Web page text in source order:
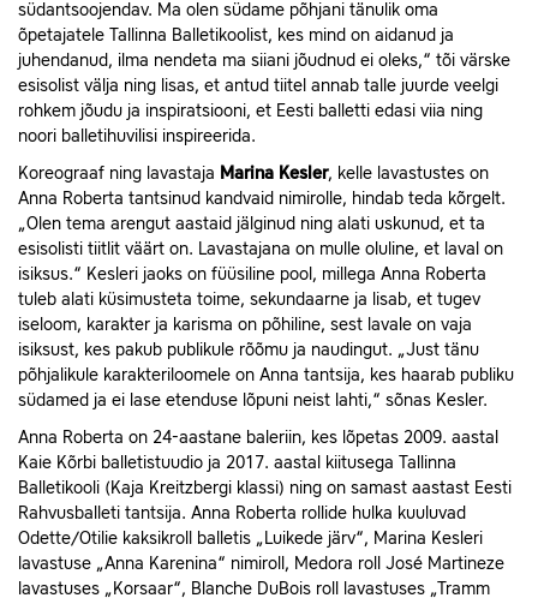
südantsoojendav. Ma olen südame põhjani tänulik oma
õpetajatele Tallinna Balletikoolist, kes mind on aidanud ja
juhendanud, ilma nendeta ma siiani jõudnud ei oleks,“ tõi värske
esisolist välja ning lisas, et antud tiitel annab talle juurde veelgi
rohkem jõudu ja inspiratsiooni, et Eesti balletti edasi viia ning
noori balletihuvilisi inspireerida.
Koreograaf ning lavastaja Marina Kesler, kelle lavastustes on
Anna Roberta tantsinud kandvaid nimirolle, hindab teda kõrgelt.
„Olen tema arengut aastaid jälginud ning alati uskunud, et ta
esisolisti tiitlit väärt on. Lavastajana on mulle oluline, et laval on
isiksus.“ Kesleri jaoks on füüsiline pool, millega Anna Roberta
tuleb alati küsimusteta toime, sekundaarne ja lisab, et tugev
iseloom, karakter ja karisma on põhiline, sest lavale on vaja
isiksust, kes pakub publikule rõõmu ja naudingut. „Just tänu
põhjalikule karakteriloomele on Anna tantsija, kes haarab publiku
südamed ja ei lase etenduse lõpuni neist lahti,“ sõnas Kesler.
Anna Roberta on 24-aastane baleriin, kes lõpetas 2009. aastal
Kaie Kõrbi balletistuudio ja 2017. aastal kiitusega Tallinna
Balletikooli (Kaja Kreitzbergi klassi) ning on samast aastast Eesti
Rahvusballeti tantsija. Anna Roberta rollide hulka kuuluvad
Odette/Otilie kaksikroll balletis „Luikede järv“, Marina Kesleri
lavastuse „Anna Karenina“ nimiroll, Medora roll José Martineze
lavastuses „Korsaar“, Blanche DuBois roll lavastuses „Tramm